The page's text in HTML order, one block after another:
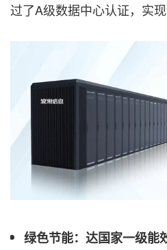
过了A级数据中心认证，实
绿色节能：达国家一级能